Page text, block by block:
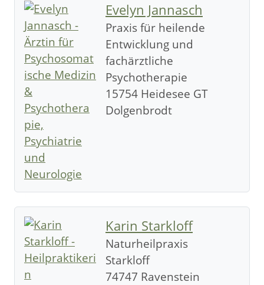
Evelyn Jannasch
Praxis für heilende
Entwicklung und
fachärztliche
Psychotherapie
15754 Heidesee GT
Dolgenbrodt
Karin Starkloff
Naturheilpraxis
Starkloff
74747 Ravenstein